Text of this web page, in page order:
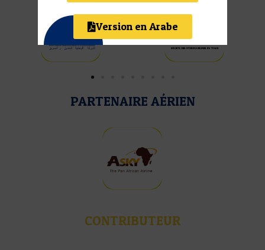
PARTENAIRE AÉRIEN
CONTRIBUTEUR
Version en Arabe